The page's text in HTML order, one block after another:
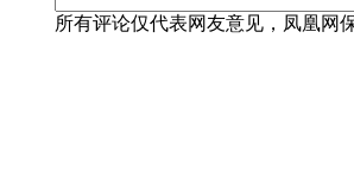
所有评论仅代表网友意见，凤凰网